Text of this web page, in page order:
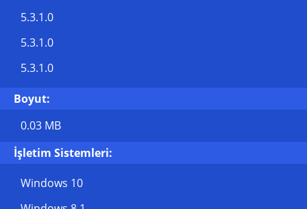
5.3.1.0
5.3.1.0
5.3.1.0
Boyut:
0.03 MB
İşletim Sistemleri:
Windows 10